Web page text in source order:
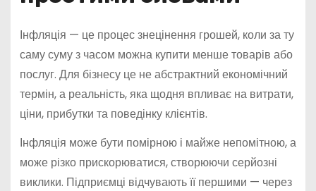
Інфляція — це процес знецінення грошей, коли за ту
саму суму з часом можна купити менше товарів або
послуг. Для бізнесу це не абстрактний економічний
термін, а реальність, яка щодня впливає на витрати,
ціни, прибутки та поведінку клієнтів.
Інфляція може бути помірною і майже непомітною, а
може різко прискорюватися, створюючи серйозні
виклики. Підприємці відчувають її першими — через